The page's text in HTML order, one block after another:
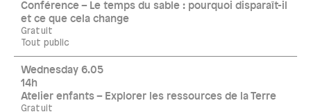
Conférence – Le temps du sable : pourquoi disparaît-il
et ce que cela change
Gratuit
Tout public
Wednesday 6.05
14h
Atelier enfants – Explorer les ressources de la Terre
Gratuit